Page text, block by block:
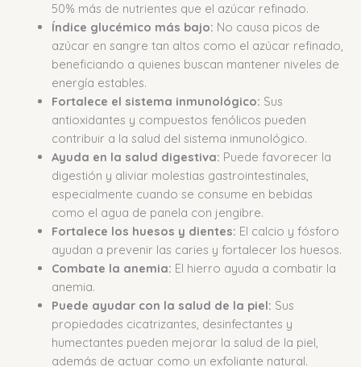
50% más de nutrientes que el azúcar refinado.
Índice glucémico más bajo: No causa picos de
azúcar en sangre tan altos como el azúcar refinado,
beneficiando a quienes buscan mantener niveles de
energía estables.
Fortalece el sistema inmunológico: Sus
antioxidantes y compuestos fenólicos pueden
contribuir a la salud del sistema inmunológico.
Ayuda en la salud digestiva: Puede favorecer la
digestión y aliviar molestias gastrointestinales,
especialmente cuando se consume en bebidas
como el agua de panela con jengibre.
Fortalece los huesos y dientes: El calcio y fósforo
ayudan a prevenir las caries y fortalecer los huesos.
Combate la anemia: El hierro ayuda a combatir la
anemia.
Puede ayudar con la salud de la piel: Sus
propiedades cicatrizantes, desinfectantes y
humectantes pueden mejorar la salud de la piel,
además de actuar como un exfoliante natural.